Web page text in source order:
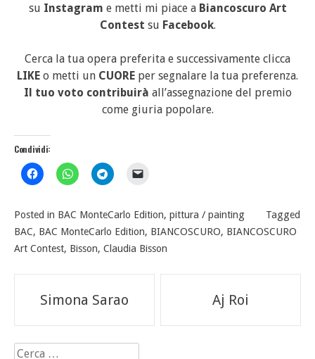
su Instagram e metti mi piace a Biancoscuro Art
Contest su Facebook.
Cerca la tua opera preferita e successivamente clicca
LIKE o metti un CUORE per segnalare la tua preferenza.
Il tuo voto contribuirà all’assegnazione del premio
come giuria popolare.
Condividi:
Posted in BAC MonteCarlo Edition, pittura / painting
Tagged
BAC, BAC MonteCarlo Edition, BIANCOSCURO, BIANCOSCURO
Art Contest, Bisson, Claudia Bisson
Navigazione
articoli
Simona Sarao Aj Roi
Ricerca